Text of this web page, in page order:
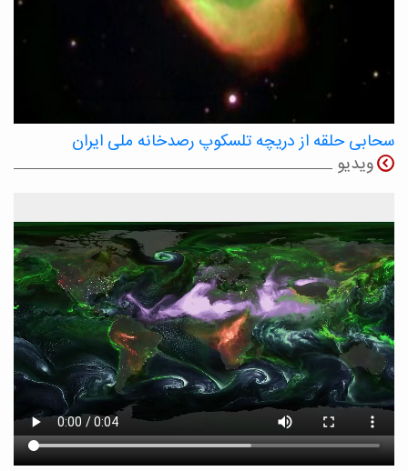
سحابی حلقه از دریچه تلسکوپ رصدخانه ملی ایران
ویدیو